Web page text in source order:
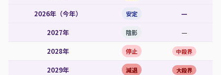
2026年（今年）
安定
—
2027年
陰影
—
2028年
停止 中殺界
2029年 減退 大殺界